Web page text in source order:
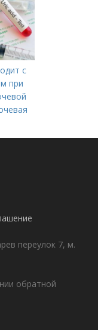
с
при
переулок 7, м.
обратной